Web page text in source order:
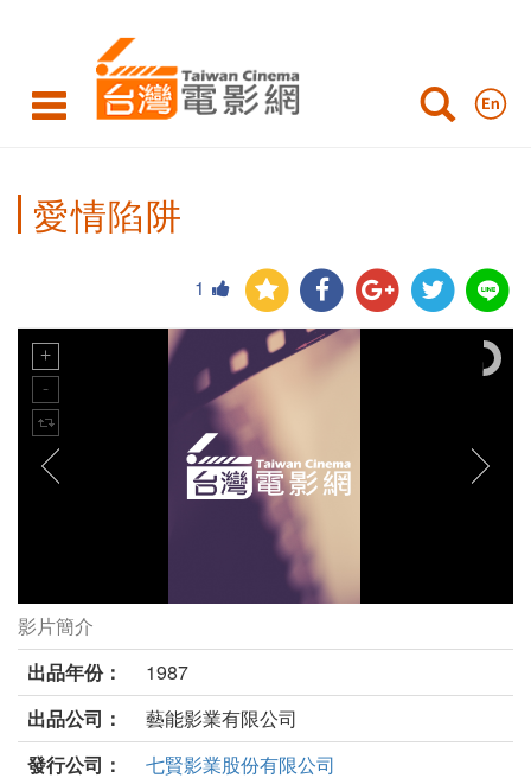
愛情陷阱
1
愛情陷阱劇照
影片簡介
出品年份：
1987
出品公司：
藝能影業有限公司
發行公司：
七賢影業股份有限公司